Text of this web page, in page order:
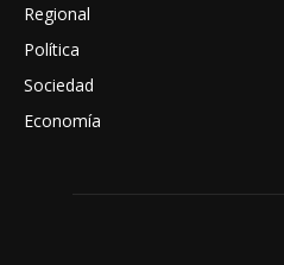
Regional
Política
Sociedad
Economía